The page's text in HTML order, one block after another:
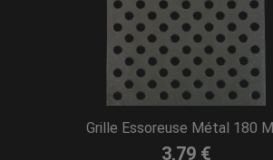
Grille Essoreuse Métal 180
3,79 €